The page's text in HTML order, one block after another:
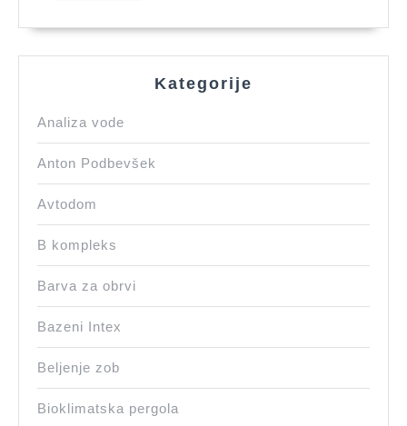
Kategorije
Analiza vode
Anton Podbevšek
Avtodom
B kompleks
Barva za obrvi
Bazeni Intex
Beljenje zob
Bioklimatska pergola